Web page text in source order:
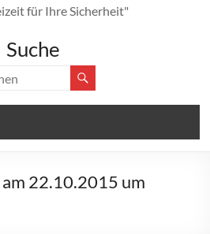
für Ihre Sicherheit"
Suche
22.10.2015 um